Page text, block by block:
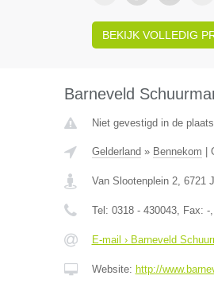
BEKIJK VOLLEDIG
Barneveld
Niet gevestigd in de
Gelderland » Bennekom
Van Slootenplein 2, 6721
Tel: 0318 - 430043, Fax: -
E-mail › Barneveld
Website: http://